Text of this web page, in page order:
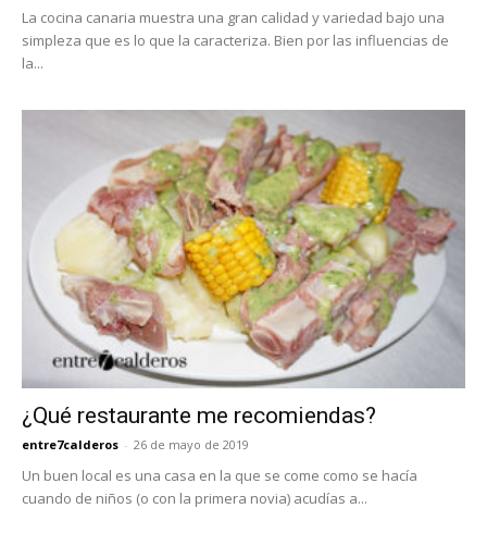
La cocina canaria muestra una gran calidad y variedad bajo una
simpleza que es lo que la caracteriza. Bien por las influencias de
la...
¿Qué restaurante me recomiendas?
entre7calderos - 26 de mayo de 2019
Un buen local es una casa en la que se come como se hacía
cuando de niños (o con la primera novia) acudías a...